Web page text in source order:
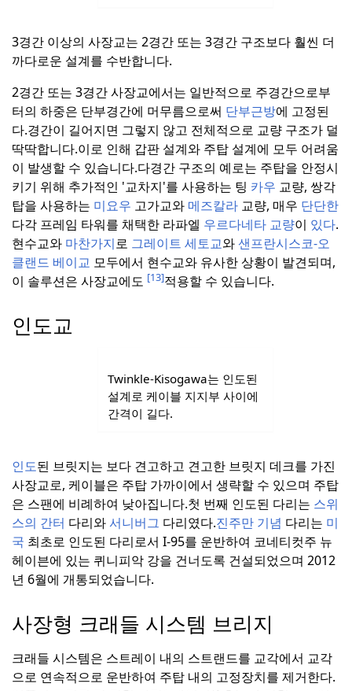
3경간 이상의 사장교는 2경간 또는 3경간 구조보다 훨씬 더
까다로운 설계를 수반합니다.
2경간 또는 3경간 사장교에서는 일반적으로 주경간으로부
터의 하중은 단부경간에 머무름으로써 단부근방에 고정된
다.경간이 길어지면 그렇지 않고 전체적으로 교량 구조가 덜
딱딱합니다.이로 인해 갑판 설계와 주탑 설계에 모두 어려움
이 발생할 수 있습니다.다경간 구조의 예로는 주탑을 안정시
키기 위해 추가적인 '교차지'를 사용하는 팅 카우 교량, 쌍각
탑을 사용하는 미요우 고가교와 메즈칼라 교량, 매우 단단한
다각 프레임 타워를 채택한 라파엘 우르다네타 교량이 있다.
현수교와 마찬가지로 그레이트 세토교와샌프란시스코-오
클랜드 베이교 모두에서 현수교와 유사한 상황이 발견되며,
이 솔루션은 사장교에도 [13]적용할 수 있습니다.
인도교
Twinkle-Kisogawa는 인도된
설계로 케이블 지지부 사이에
간격이 길다.
인도된 브릿지는 보다 견고하고 견고한 브릿지 데크를 가진
사장교로, 케이블은 주탑 가까이에서 생략할 수 있으며 주탑
은 스팬에 비례하여 낮아집니다.첫 번째 인도된 다리는 스위
스의 간터 다리와서니버그 다리였다.진주만 기념 다리는 미
국 최초로 인도된 다리로서 I-95를 운반하여 코네티컷주 뉴
헤이븐에 있는 퀴니피악 강을 건너도록 건설되었으며 2012
년 6월에 개통되었습니다.
사장형 크래들 시스템 브리지
크래들 시스템은 스트레이 내의 스트랜드를 교각에서 교각
으로 연속적으로 운반하여 주탑 내의 고정장치를 제거한다.